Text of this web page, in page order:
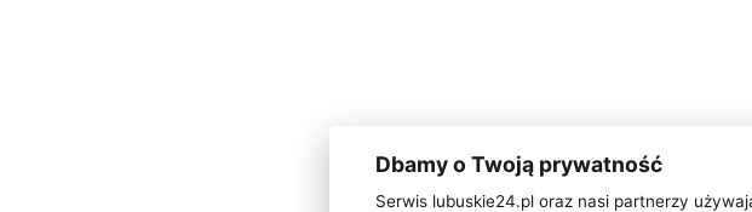
Dbamy o Twoją prywatność
Serwis lubuskie24.pl oraz nasi partnerzy